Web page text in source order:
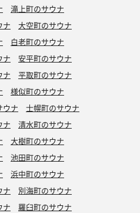
滝上町のサウナ
ナ
大空町のサウナ
白老町のサウナ
ナ
安平町のサウナ
ナ
平取町のサウナ
様似町のサウナ
ウナ
士幌町のサウナ
ナ
清水町のサウナ
大樹町のサウナ
池田町のサウナ
浜中町のサウナ
ナ
別海町のサウナ
ナ
羅臼町のサウナ